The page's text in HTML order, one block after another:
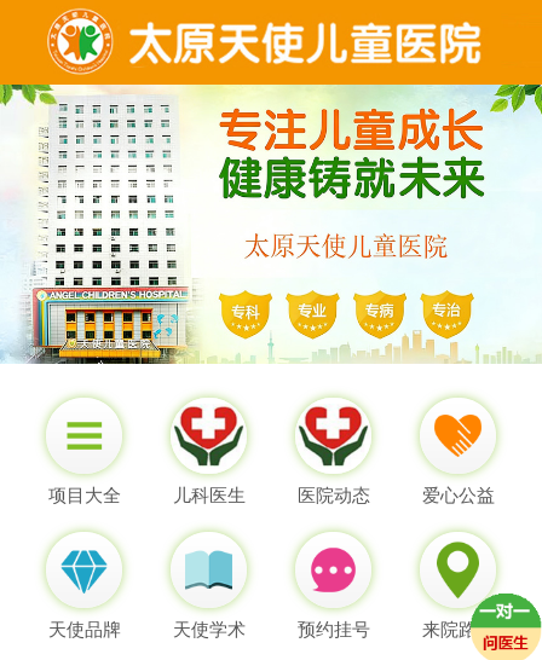
项目大全 儿科医生 医院动态 爱心公益
天使品牌 天使学术 预约挂号 来院路线